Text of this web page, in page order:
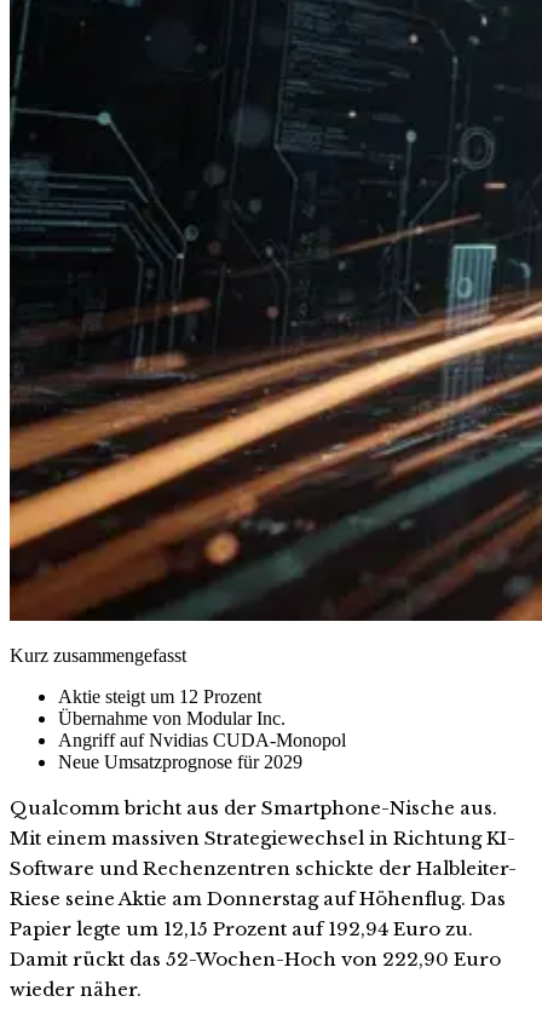
Kurz zusammengefasst
Aktie steigt um 12 Prozent
Übernahme von Modular Inc.
Angriff auf Nvidias CUDA-Monopol
Neue Umsatzprognose für 2029
Qualcomm bricht aus der Smartphone-Nische aus.
Mit einem massiven Strategiewechsel in Richtung KI-
Software und Rechenzentren schickte der Halbleiter-
Riese seine Aktie am Donnerstag auf Höhenflug. Das
Papier legte um 12,15 Prozent auf 192,94 Euro zu.
Damit rückt das 52-Wochen-Hoch von 222,90 Euro
wieder näher.